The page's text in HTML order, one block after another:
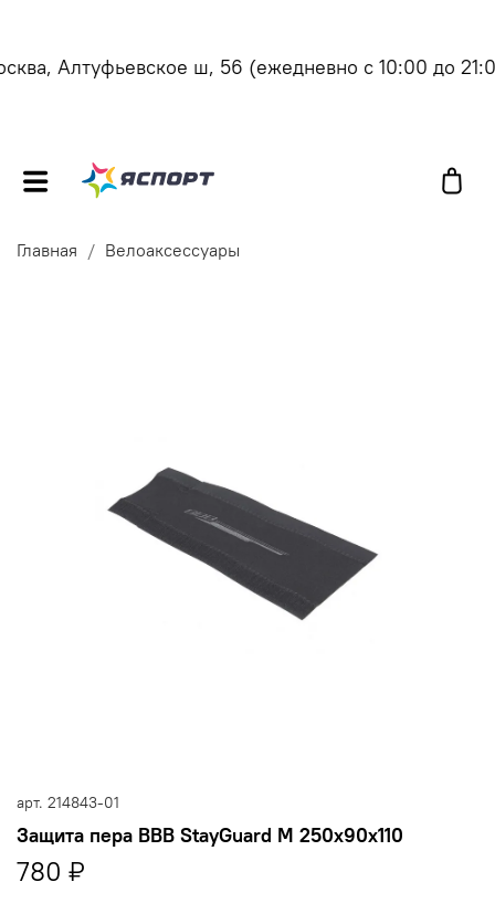
Алтуфьевское ш, 56(ежедневно с 10:00 до
Главная Велоаксессуары
арт. 214843-01
Защита пера BBB StayGuard M 250x90x110
780 ₽